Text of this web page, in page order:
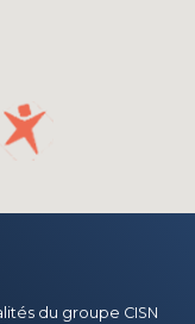
du groupe CISN